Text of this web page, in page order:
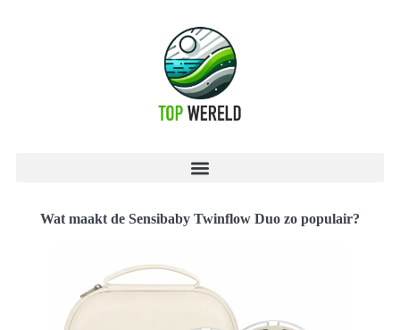
Wat maakt de Sensibaby Twinflow Duo zo populair?